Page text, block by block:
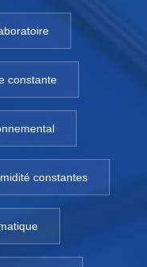
constante
constantes